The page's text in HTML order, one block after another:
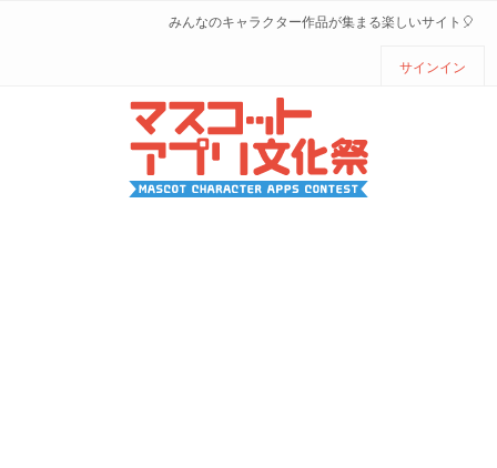
みんなのキャラクター作品が集まる楽しいサイト🎈
サインイン